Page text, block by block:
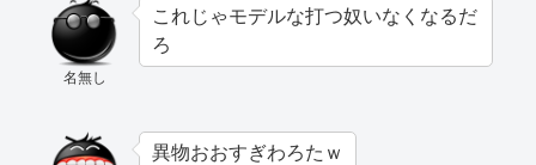
名無し
これじゃモデルな打つ奴いなくなるだ
ろ
異物おおすぎわろたｗ